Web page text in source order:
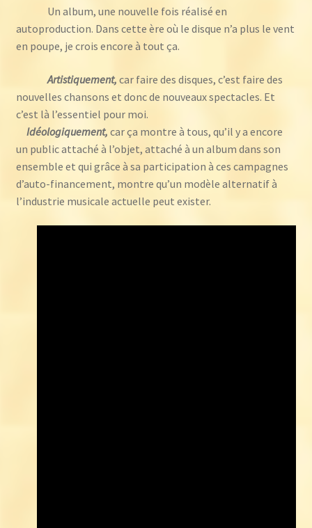
Un album, une nouvelle fois réalisé en
autoproduction. Dans cette ère où le disque n’a plus le vent
en poupe, je crois encore à tout ça.
Artistiquement, car faire des disques, c’est faire des
nouvelles chansons et donc de nouveaux spectacles. Et
c’est là l’essentiel pour moi.
Idéologiquement, car ça montre à tous, qu’il y a encore
un public attaché à l’objet, attaché à un album dans son
ensemble et qui grâce à sa participation à ces campagnes
d’auto-financement, montre qu’un modèle alternatif à
l’industrie musicale actuelle peut exister.